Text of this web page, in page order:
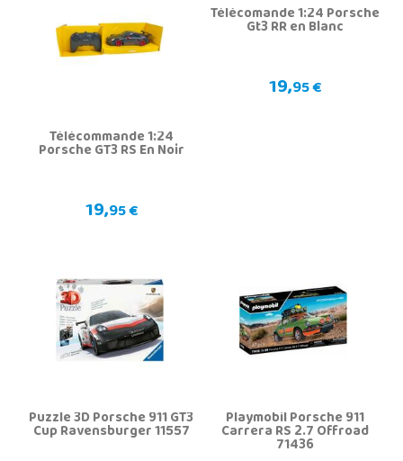
Télécommande 1:24
Porsche GT3 RS En Noir
19,95 €
Télécomande 1:24 Porsche
Gt3 RR en Blanc
19,95 €
Puzzle 3D Porsche 911 GT3
Cup Ravensburger 11557 Playmobil Porsche 911
Carrera RS 2.7 Offroad
71436